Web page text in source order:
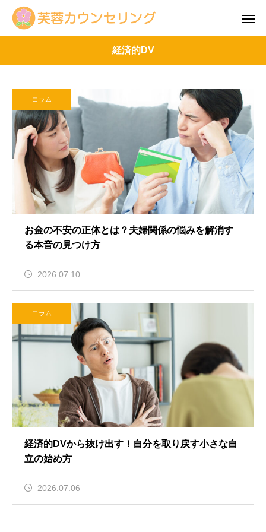
経済的DV
コラム
お金の不安の正体とは？夫婦関係の悩みを解消す
る本音の見つけ方
2026.07.10
コラム
経済的DVから抜け出す！自分を取り戻す小さな自
立の始め方
2026.07.06